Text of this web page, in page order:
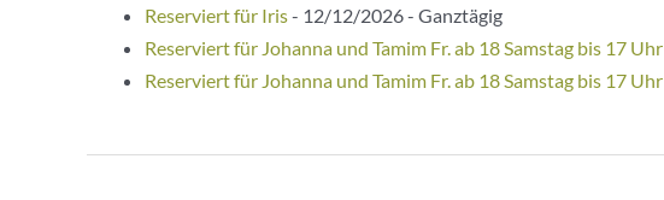
Reserviert für Iris- 12/12/2026 - Ganztägig
Reserviert für Johanna und Tamim Fr. ab 18 Samstag bis 17 Uhr
Reserviert für Johanna und Tamim Fr. ab 18 Samstag bis 17 Uhr